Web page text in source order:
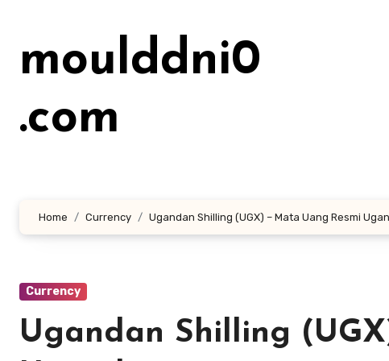
kontenmoulddni0
.com
Home Currency Ugandan Shilling (UGX) – Mata Uang Resmi
Currency
Ugandan Shilling